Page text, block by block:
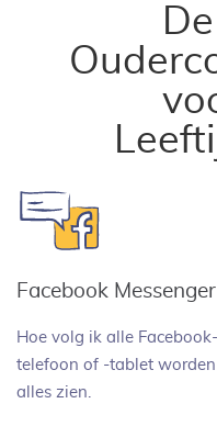
Facebook Messenger
Hoe volg ik alle
telefoon of -tablet
alles zien.